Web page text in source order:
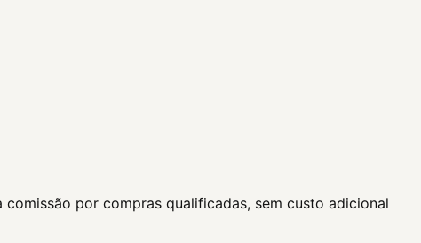
por compras qualificadas, sem custo adicional